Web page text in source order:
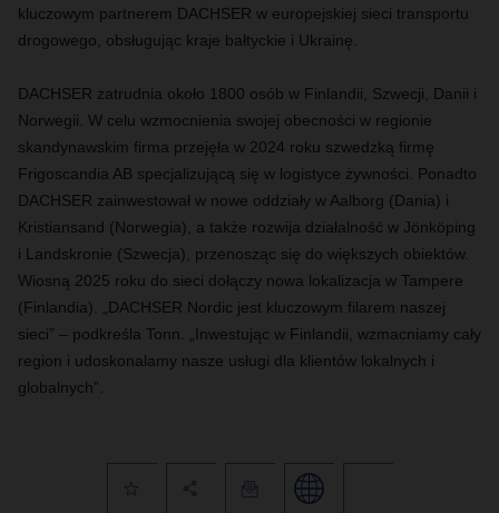
kluczowym partnerem DACHSER w europejskiej sieci transportu
drogowego, obsługując kraje bałtyckie i Ukrainę.
DACHSER zatrudnia około 1800 osób w Finlandii, Szwecji, Danii i
Norwegii. W celu wzmocnienia swojej obecności w regionie
skandynawskim firma przejęła w 2024 roku szwedzką firmę
Frigoscandia AB specjalizującą się w logistyce żywności. Ponadto
DACHSER zainwestował w nowe oddziały w Aalborg (Dania) i
Kristiansand (Norwegia), a także rozwija działalność w Jönköping
i Landskronie (Szwecja), przenosząc się do większych obiektów.
Wiosną 2025 roku do sieci dołączy nowa lokalizacja w Tampere
(Finlandia). „DACHSER Nordic jest kluczowym filarem naszej
sieci” – podkreśla Tonn. „Inwestując w Finlandii, wzmacniamy cały
region i udoskonalamy nasze usługi dla klientów lokalnych i
globalnych”.